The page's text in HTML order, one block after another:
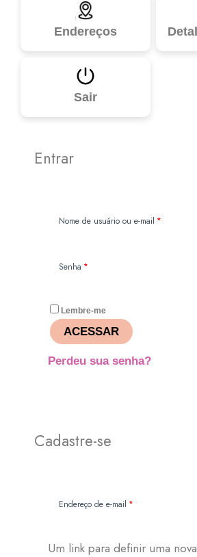
Endereços
Sair
Entrar
Nome de usuário ou e-mail*Obrigatório
Senha*Obrigatório
Lembre-me
ACESSAR
Perdeu sua senha?
Cadastre-se
Endereço de e-mail*Obrigatório
Um link para definir uma